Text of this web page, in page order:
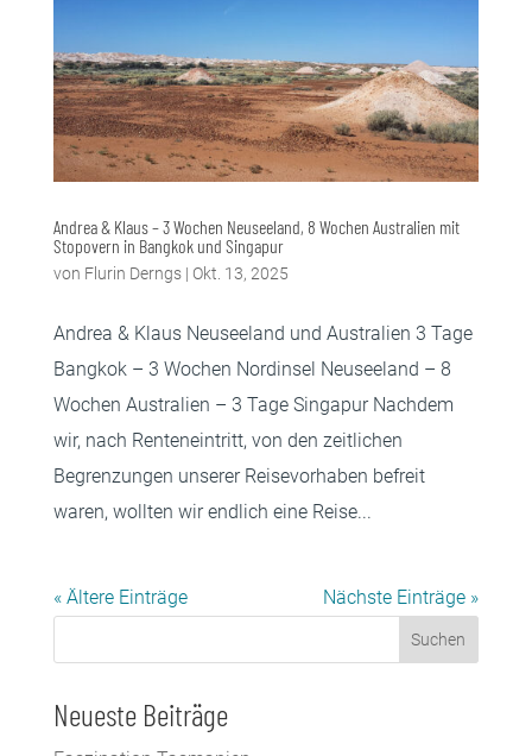
Andrea & Klaus – 3 Wochen Neuseeland, 8 Wochen Australien mit
Stopovern in Bangkok und Singapur
von Flurin Derngs| Okt. 13, 2025
Andrea & Klaus Neuseeland und Australien 3 Tage
Bangkok – 3 Wochen Nordinsel Neuseeland – 8
Wochen Australien – 3 Tage Singapur Nachdem
wir, nach Renteneintritt, von den zeitlichen
Begrenzungen unserer Reisevorhaben befreit
waren, wollten wir endlich eine Reise...
« Ältere Einträge Nächste Einträge »
Suchen
Neueste Beiträge